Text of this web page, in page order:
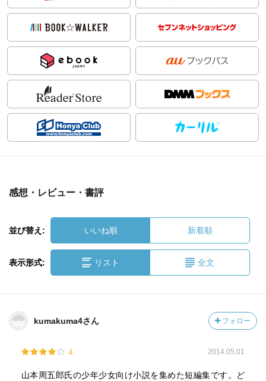
感想・レビュー・書評
並び替え: いいね順 新着順
表示形式: リスト 全文
kumakuma4さん フォロー
4 2014.05.01
山本周五郎氏の少年少女向け小説を集めた短編集です。ど